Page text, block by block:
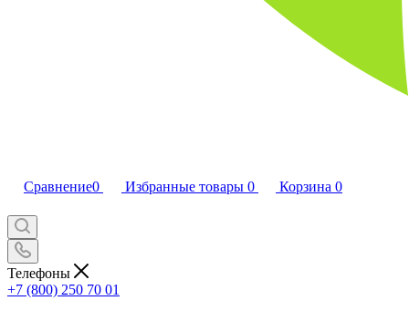
Сравнение0 Избранные товары 0 Корзина 0
Телефоны
+7 (800) 250 70 01